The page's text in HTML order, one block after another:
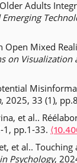
Adults
Mixed
on
, 2025, 33 (1),
et al..
1, pp.1-33.
et al..
Psychology,